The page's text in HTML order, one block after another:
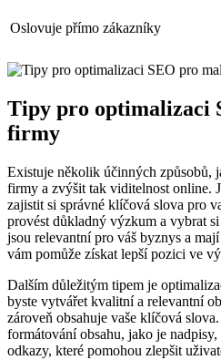
Oslovuje přímo zákazníky
Tipy pro optimalizaci
firmy
Existuje několik účinných způsobů,
firmy a zvýšit tak viditelnost online.
zajistit si správné klíčová slova pro
provést důkladný výzkum a vybrat
jsou relevantní pro váš byznys a
vám pomůže získat lepší pozici ve
Dalším důležitým tipem je
byste vytvářet kvalitní a relevantní
zároveň obsahuje vaše klíčová
formátování obsahu, jako je
odkazy, které pomohou zlepšit